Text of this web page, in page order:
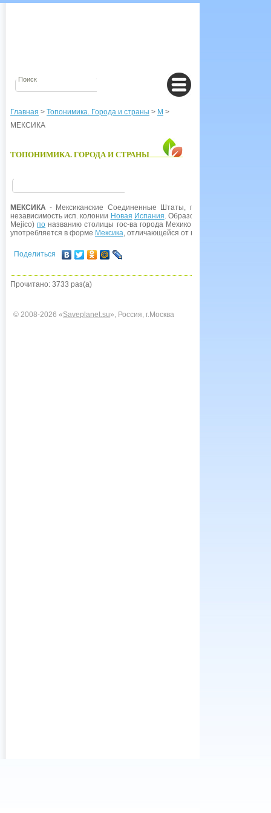
Главная > Топонимика. Города и страны > М >
МЕКСИКА
ТОПОНИМИКА. ГОРОДА И СТРАНЫ
МЕКСИКА - Мексиканские Соединенные Штаты, гос-во в Ю.-З. части
независимость исп. колонии Новая Испания. Образовавшееся новое гос-
Mejico)по названию столицы гос-ва города Мехико (исп. Mexico,
употребляется в форме Мексика, отличающейся от названия города.
Поделиться
Прочитано: 3733 раз(а)
© 2008-2026 «Saveplanet.su», Россия, г.Москва